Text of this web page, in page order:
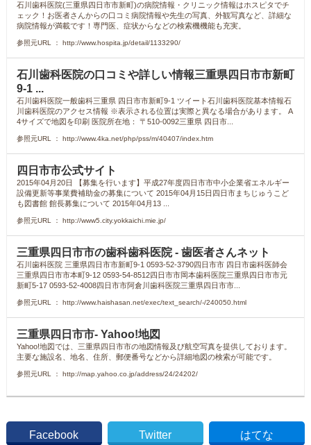
石川歯科医院(三重県四日市市新町)の病院情報・クリニック情報はホスピタでチ
ェック！お医者さんからの口コミ病院情報や先生の写真、外観写真など、詳細な
病院情報が満載です！専門医、症状からなどの検索機機能も充実。
参照元URL ： http://www.hospita.jp/detail/1133290/
石川歯科医院の口コミや詳しい情報三重県四日市市新町
9-1 ...
石川歯科医院一般歯科三重県 四日市市新町9-1 ツイート石川歯科医院基本情報石
川歯科医院のアクセス情報 ※表示される位置は実際と異なる場合があります。 A
4サイズで地図を印刷 医院所在地： 〒510-0092三重県 四日市...
参照元URL ： http://www.4ka.net/php/pss/m/40407/index.htm
四日市市公式サイト
2015年04月20日 【募集を行います】平成27年度四日市市中小企業省エネルギー
設備更新等事業費補助金の募集について 2015年04月15日四日市まちじゅうこど
も図書館 館長募集について 2015年04月13 ...
参照元URL ： http://www5.city.yokkaichi.mie.jp/
三重県四日市市の歯科歯科医院 - 歯医者さんネット
石川歯科医院 三重県四日市市新町9-1 0593-52-3790四日市市 四日市歯科医師会
三重県四日市市本町9-12 0593-54-8512四日市市岡本歯科医院三重県四日市市元
新町5-17 0593-52-4008四日市市阿倉川歯科医院三重県四日市市...
参照元URL ： http://www.haishasan.net/exec/text_search/-/240050.html
三重県四日市市- Yahoo!地図
Yahoo!地図では、三重県四日市市の地図情報及び航空写真を提供しております。
主要な施設名、地名、住所、郵便番号などから詳細地図の検索が可能です。
参照元URL ： http://map.yahoo.co.jp/address/24/24202/
Facebook Twitter はてな